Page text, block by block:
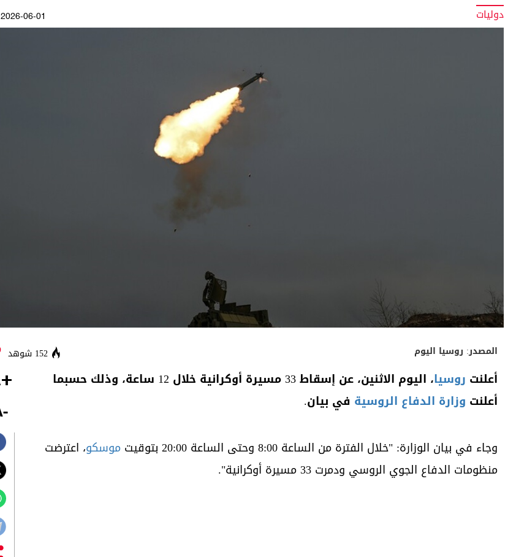
دوليات 2026-06-01 | 14:31
المصدر: روسيا اليوم 152 شوهد
أعلنت روسيا
، اليوم الاثنين، عن إسقاط 33 مسيرة أوكرانية خلال 12 ساعة، وذلك حسبما
أعلنت وزارة الدفاع الروسية في بيان.
وجاء في بيان الوزارة: "خلال الفترة من الساعة 8:00 وحتى الساعة 20:00 بتوقيت موسكو، اعترضت
منظومات الدفاع الجوي الروسي ودمرت 33 مسيرة أوكرانية".
+A
-A